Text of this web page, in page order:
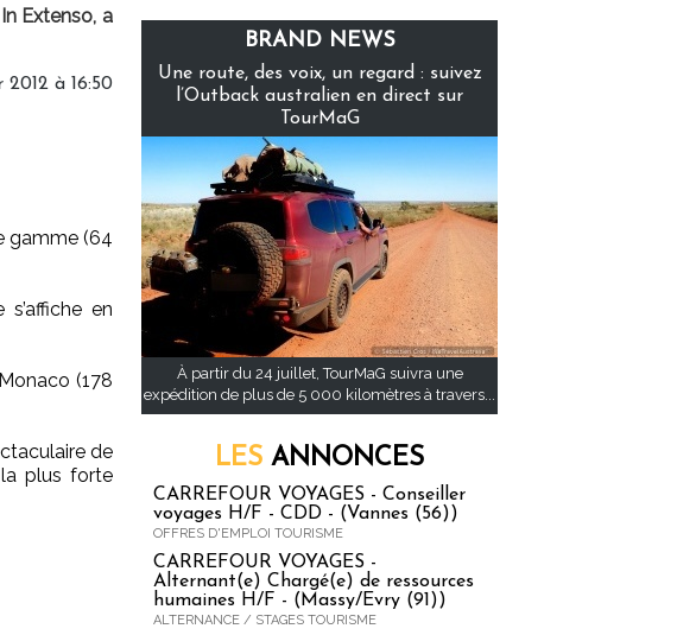
Extenso, a
à 16:50
gamme (64
en
(178
de
plus forte
BRAND NEWS
Une route, des voix, un regard : suivez
l’Outback australien en direct sur
TourMaG
À partir du 24 juillet, TourMaG suivra une
expédition de plus de 5 000 kilomètres à travers...
LES ANNONCES
CARREFOUR VOYAGES - Conseiller
voyages H/F - CDD - (Vannes (56))
OFFRES D'EMPLOI TOURISME
CARREFOUR VOYAGES -
Alternant(e) Chargé(e) de ressources
humaines H/F - (Massy/Evry (91))
ALTERNANCE / STAGES TOURISME